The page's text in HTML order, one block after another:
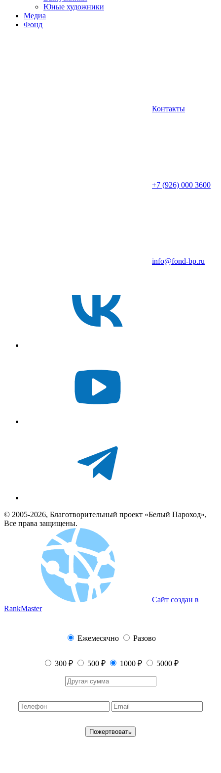
Юные художники
Медиа
Фонд
Контакты
+7 (926) 000 3600
info@fond-bp.ru
© 2005-2026, Благотворительный проект «Белый Пароход»,
Все права защищены.
Сайт создан в
RankMaster
Ежемесячно Разово
300 ₽ 500 ₽ 1000 ₽ 5000 ₽
Пожертвовать